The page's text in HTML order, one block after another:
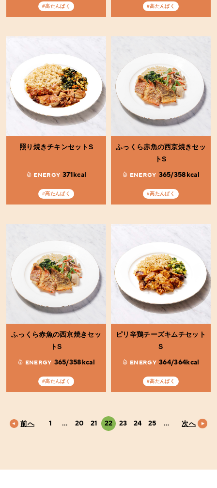
#高たんぱく #高たんぱく
照り焼きチキンセットS
ENERGY 371kcal
#高たんぱく
ふっくら赤魚の西京焼きセッ
トS
ENERGY 365/358kcal
#高たんぱく
ふっくら赤魚の西京焼きセッ
トS
ENERGY 365/358kcal
#高たんぱく
ピリ辛鶏チーズキムチセット
S
ENERGY 364/364kcal
#高たんぱく
前へ 1 … 20 21 22 23 24 25 … 次へ